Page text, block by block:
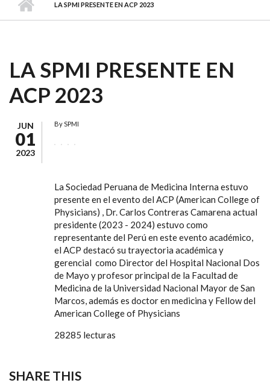
LA SPMI PRESENTE EN ACP 2023
LA SPMI PRESENTE EN
ACP 2023
JUN
01
2023
BySPMI
La Sociedad Peruana de Medicina Interna estuvo
presente en el evento del ACP (American College of
Physicians) , Dr. Carlos Contreras Camarena actual
presidente (2023 - 2024) estuvo como
representante del Perú en este evento académico,
el ACP destacó su trayectoria académica y
gerencial como Director del Hospital Nacional Dos
de Mayo y profesor principal de la Facultad de
Medicina de la Universidad Nacional Mayor de San
Marcos, además es doctor en medicina y Fellow del
American College of Physicians
28285 lecturas
SHARE THIS